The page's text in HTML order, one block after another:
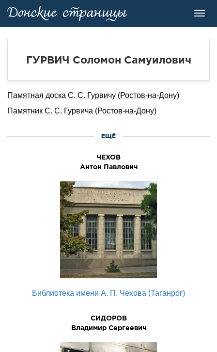
ГУРВИЧ Соломон Самуилович
Памятная доска С. С. Гурвичу (Ростов-на-Дону)
Памятник С. С. Гурвича (Ростов-на-Дону)
ЕЩЁ
ЧЕХОВ
Антон Павлович
Библиотека имени А. П. Чехова (Таганрог)
СИДОРОВ
Владимир Сергеевич